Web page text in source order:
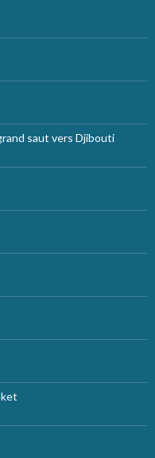
saut vers Djibouti